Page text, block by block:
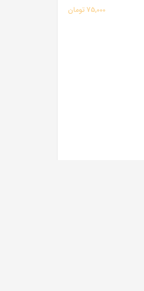
75,000 تومان